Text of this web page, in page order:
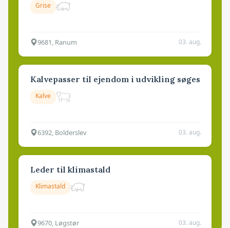
Grise
9681, Ranum 03. aug.
Kalvepasser til ejendom i udvikling søges
Kalve
6392, Bolderslev 03. aug.
Leder til klimastald
Klimastald
9670, Løgstør 03. aug.